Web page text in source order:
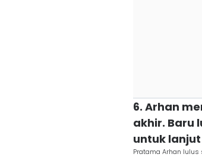
6. Arhan
akhir. Baru
untuk
Pratama Arhan